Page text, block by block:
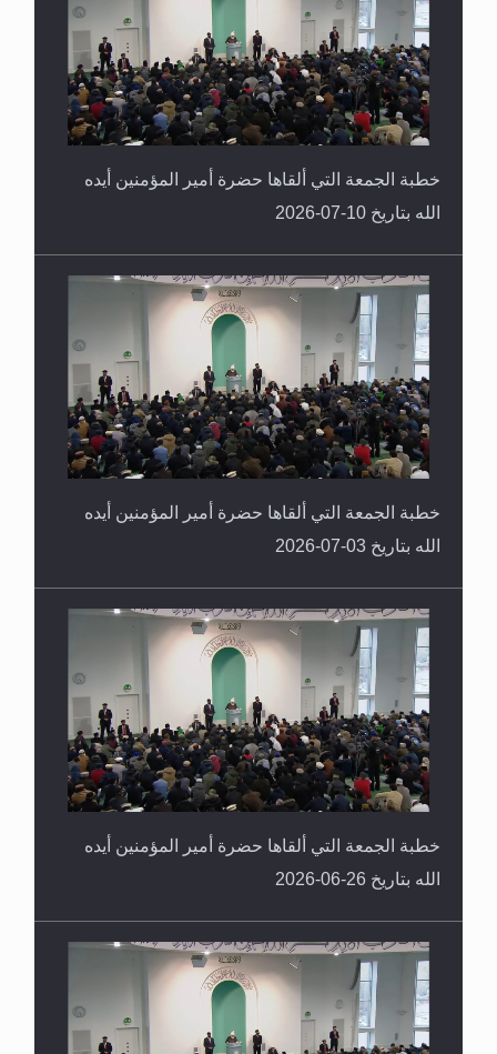
خطبة الجمعة التي ألقاها حضرة أمير المؤمنين أيده
الله بتاريخ 10-07-2026
خطبة الجمعة التي ألقاها حضرة أمير المؤمنين أيده
الله بتاريخ 03-07-2026
خطبة الجمعة التي ألقاها حضرة أمير المؤمنين أيده
الله بتاريخ 26-06-2026